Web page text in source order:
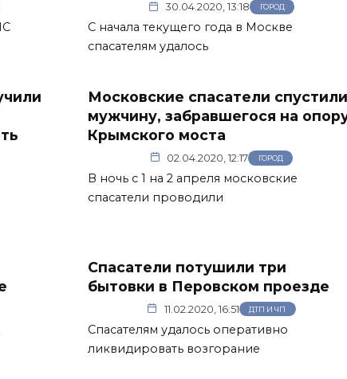
30.04.2020, 13:18 ГОРОД
С начала текущего года в Москве
спасателям удалось
Московские спасатели спустили
мужчину, забравшегося на
Крымского моста
02.04.2020, 12:17 ГОРОД
В ночь с 1 на 2 апреля московские
спасатели проводили
Спасатели потушили три
бытовки в Перовском проезде
11.02.2020, 16:51 ДТП И ЧП
Спасателям удалось оперативно
ликвидировать возгорание